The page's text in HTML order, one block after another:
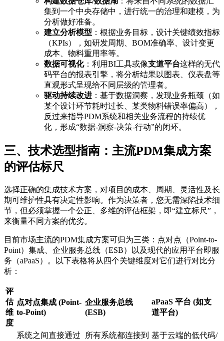
集到一个中央存储中，进行统一的治理和建模，为
分析做好准备。
建立分析模型 ：根据业务目标，设计关键绩效指标
（KPIs），如研发周期、BOM准确率、设计变更
成本、物料重用率等。
数据可视化：利用BI工具或像支道平台这样的无代
码平台的报表引擎，将分析结果以图表、仪表盘等
直观形式呈现给不同层级的管理者。
驱动持续改进 ：基于数据洞察，发现业务瓶颈（如
某个设计环节耗时过长、某类物料错误率偏高），
反过来指导PDM系统和相关业务流程的持续优
化，形成“数据-洞察-决策-行动”的闭环。
三、技术选型指南：主流PDM集成方案
的评估标尺
选择正确的集成技术方案，对项目的成本、周期、灵活性及长
期可维护性具有决定性影响。作为决策者，您无需深陷技术细
节，但必须掌握一个公正、多维的评估框架，即“建立标尺”，
来衡量不同方案的优劣。
目前市场主流的PDM集成方案可归为三类：点对点（Point-to-
Point）集成、企业服务总线（ESB）以及现代的应用平台即服
务（aPaaS）。以下表格将从四个关键维度对它们进行对比分
析：
评
估
维
度
点对点集成 (Point-
to-Point)
企业服务总线
(ESB)
aPaaS 平台 (如支
道平台)
系统之间直接通过
所有系统都连接到 基于云端的低代码/